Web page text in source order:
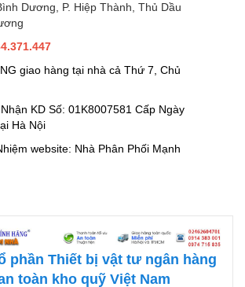
Dương, P. Hiệp Thành, Thủ Dầu
giao hàng tại nhà cả Thứ 7, Chủ
KD Số: 01K8007581 Cấp Ngày
Hà Nội
website: Nhà Phân Phối Mạnh
phần Thiết bị vật tư ngân hàng
toàn kho quỹ Việt Nam